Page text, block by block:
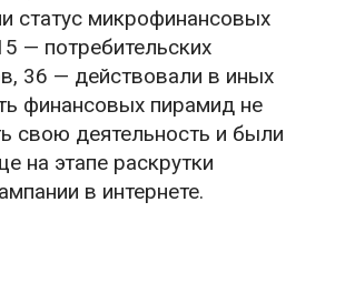
статус микрофинансовых
— потребительских
36 — действовали в иных
финансовых пирамид не
свою деятельность и были
на этапе раскрутки
в интернете.